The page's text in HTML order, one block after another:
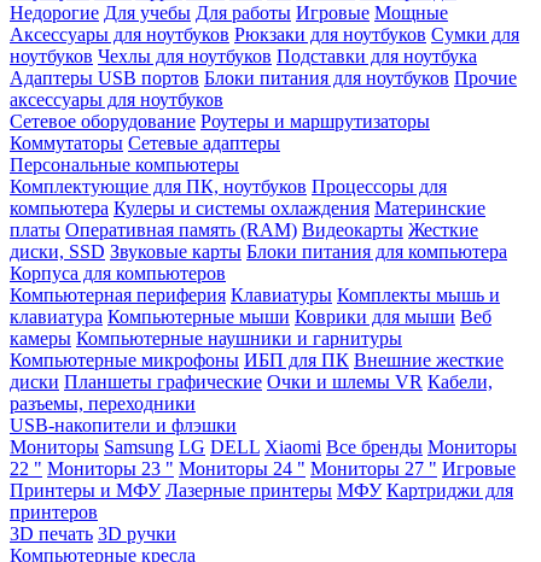
Недорогие Для учебы Для работы Игровые Мощные
Аксессуары для ноутбуков Рюкзаки для ноутбуков Сумки для
ноутбуков Чехлы для ноутбуков Подставки для ноутбука
Адаптеры USB портов Блоки питания для ноутбуков Прочие
аксессуары для ноутбуков
Сетевое оборудование Роутеры и маршрутизаторы
Коммутаторы Сетевые адаптеры
Персональные компьютеры
Комплектующие для ПК, ноутбуков Процессоры для
компьютера Кулеры и системы охлаждения Материнские
платы Оперативная память (RAM) Видеокарты Жесткие
диски, SSD Звуковые карты Блоки питания для компьютера
Корпуса для компьютеров
Компьютерная периферия Клавиатуры Комплекты мышь и
клавиатура Компьютерные мыши Коврики для мыши Веб
камеры Компьютерные наушники и гарнитуры
Компьютерные микрофоны ИБП для ПК Внешние жесткие
диски Планшеты графические Очки и шлемы VR Кабели,
разъемы, переходники
USB-накопители и флэшки
Мониторы Samsung LG DELL Xiaomi Все бренды Мониторы
22 " Мониторы 23 " Мониторы 24 " Мониторы 27 " Игровые
Принтеры и МФУ Лазерные принтеры МФУ Картриджи для
принтеров
3D печать 3D ручки
Компьютерные кресла